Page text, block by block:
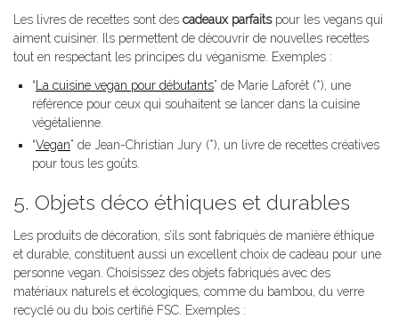
Les livres de recettes sont des cadeaux parfaitspour les vegans qui
aiment cuisiner. Ils permettent de découvrir de nouvelles recettes
tout en respectant les principes du véganisme. Exemples :
“La cuisine vegan pour débutants” de Marie Laforêt (*), une
référence pour ceux qui souhaitent se lancer dans la cuisine
végétalienne.
“Vegan” de Jean-Christian Jury (*), un livre de recettes créatives
pour tous les goûts.
5. Objets déco éthiques et durables
Les produits de décoration, s’ils sont fabriqués de manière éthique
et durable, constituent aussi un excellent choix de cadeau pour une
personne vegan. Choisissez des objets fabriqués avec des
matériaux naturels et écologiques, comme du bambou, du verre
recyclé ou du bois certifié FSC. Exemples :